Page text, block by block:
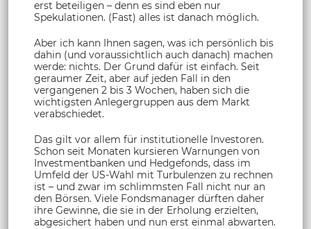
erst beteiligen – denn es sind eben nur
Spekulationen. (Fast) alles ist danach möglich.
Aber ich kann Ihnen sagen, was ich persönlich bis
dahin (und voraussichtlich auch danach) machen
werde: nichts. Der Grund dafür ist einfach. Seit
geraumer Zeit, aber auf jeden Fall in den
vergangenen 2 bis 3 Wochen, haben sich die
wichtigsten Anlegergruppen aus dem Markt
verabschiedet.
Das gilt vor allem für institutionelle Investoren.
Schon seit Monaten kursieren Warnungen von
Investmentbanken und Hedgefonds, dass im
Umfeld der US-Wahl mit Turbulenzen zu rechnen
ist – und zwar im schlimmsten Fall nicht nur an
den Börsen. Viele Fondsmanager dürften daher
ihre Gewinne, die sie in der Erholung erzielten,
abgesichert haben und nun erst einmal abwarten.